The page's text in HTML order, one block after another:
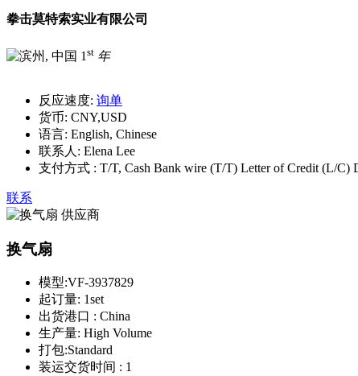
拳击莫特索实业有限公司
1 st 年
反应速度: 询单
货币: CNY,USD
语言: English, Chinese
联系人: Elena Lee
支付方式 : T/T, Cash Bank wire (T/T) Letter of Credit (L/C)
联系
换气扇
模型:VF-3937829
起订量: 1set
出货港口 : China
生产量: High Volume
打包:Standard
装运交货时间 : 1